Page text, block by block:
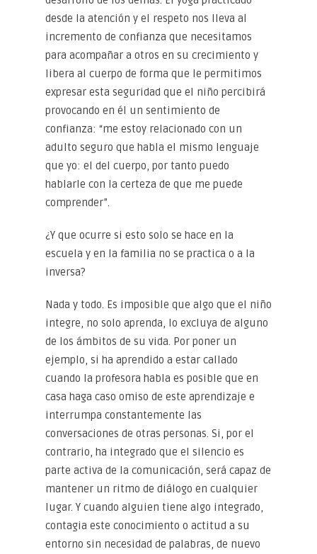
desde la atención y el respeto nos lleva al
incremento de confianza que necesitamos
para acompañar a otros en su crecimiento y
libera al cuerpo de forma que le permitimos
expresar esta seguridad que el niño percibirá
provocando en él un sentimiento de
confianza: “me estoy relacionado con un
adulto seguro que habla el mismo lenguaje
que yo: el del cuerpo, por tanto puedo
hablarle con la certeza de que me puede
comprender”.
¿Y que ocurre si esto solo se hace en la
escuela y en la familia no se practica o a la
inversa?
Nada y todo. Es imposible que algo que el niño
integre, no solo aprenda, lo excluya de alguno
de los ámbitos de su vida. Por poner un
ejemplo, si ha aprendido a estar callado
cuando la profesora habla es posible que en
casa haga caso omiso de este aprendizaje e
interrumpa constantemente las
conversaciones de otras personas. Si, por el
contrario, ha integrado que el silencio es
parte activa de la comunicación, será capaz de
mantener un ritmo de diálogo en cualquier
lugar. Y cuando alguien tiene algo integrado,
contagia este conocimiento o actitud a su
entorno sin necesidad de palabras, de nuevo